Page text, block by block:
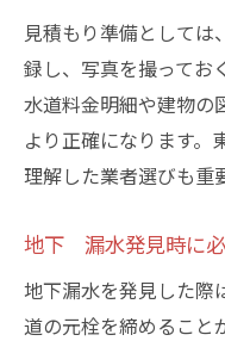
地下漏水修
方
地下 漏水修
安心できる
地下漏水修理
費用で失敗しな
地下漏水見
見積もり準備としては
録し、写真を撮ってお
水道料金明細や建物の
より正確になります。
理解した業者選びも重
地下 漏水発見時に
地下漏水を発見した際
道の元栓を締めること